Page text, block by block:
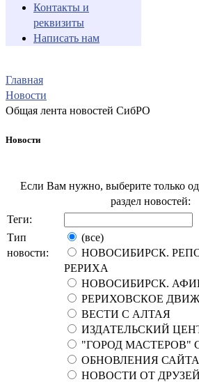
Контакты и
реквизиты
Написать нам
Главная
Новости
Общая лента новостей СибРО
Новости
Если Вам нужно, выберите только
раздел новостей:
Теги:
Тип
новости:
(все)
НОВОСИБИРСК.
РЕРИХА
НОВОСИБИРСК.
РЕРИХОВСКОЕ
ВЕСТИ С АЛТАЯ
ИЗДАТЕЛЬСКИЙ
"ГОРОД МАСТЕРОВ"
ОБНОВЛЕНИЯ САЙТА
НОВОСТИ ОТ ДРУЗЕЙ